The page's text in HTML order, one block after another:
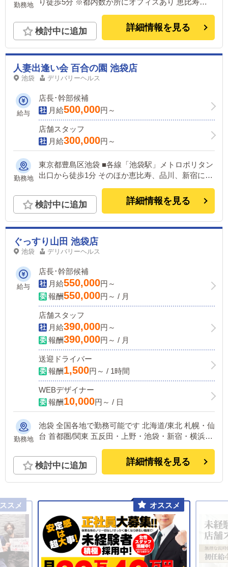
勤務地
り徒歩5分 ※都内数か所にオフィスあり 恵比寿
駅・・・徒歩5分 池袋駅・・・徒歩1分 汐留
駅・・・徒歩5分 目黒駅・・・準備中
検討中に追加 詳細情報を見る
人妻出逢い会 百合の園 池袋店
池袋 デリバリーヘルス
給与
店長･幹部候補
月給500,000円～
店舗スタッフ
月給300,000円～
勤務地
東京都豊島区池袋 ■各線「池袋駅」メトロポリタン
出口から徒歩1分 そのほか恵比寿、品川、新宿にオ
検討中に追加 詳細情報を見る
ぐっすり山田 池袋店
池袋 デリバリーヘルス
給与
店長･幹部候補
月給550,000円～
報酬550,000円～ / 月
店舗スタッフ
月給390,000円～
報酬390,000円～ / 月
送迎ドライバー
報酬1,500円～ / 1時間
WEBデザイナー
報酬10,000円～ / 日
勤務地
池袋 全国各地で勤務可能です 北海道/東北 札幌・仙
台 首都圏/関東 五反田・上野・池袋・新宿・横浜・
良 中国/四国 広島 九州 福岡・熊本
検討中に追加 詳細情報を見る